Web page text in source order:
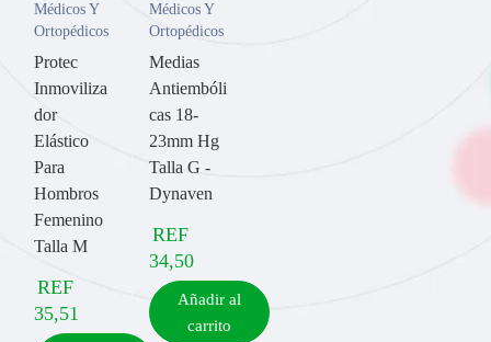
Médicos Y
Ortopédicos
Protec
Inmoviliza
dor
Elástico
Para
Hombros
Femenino
Talla M
REF
35,51
Médicos Y
Ortopédicos
Medias
Antiembóli
cas 18-
23mm Hg
Talla G -
Dynaven
REF
34,50
Añadir al
carrito